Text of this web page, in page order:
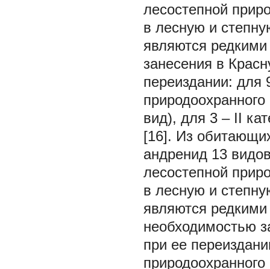
лесостепной
в лесную и
являются
занесения в
переиздании: для
вид), для 3 – II
[16]. Из
андренид 13
лесостепной
в лесную и
являются
необходимостью
при ее